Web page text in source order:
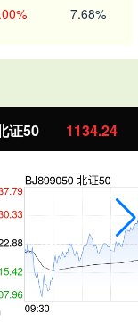
7.68%
1.01%